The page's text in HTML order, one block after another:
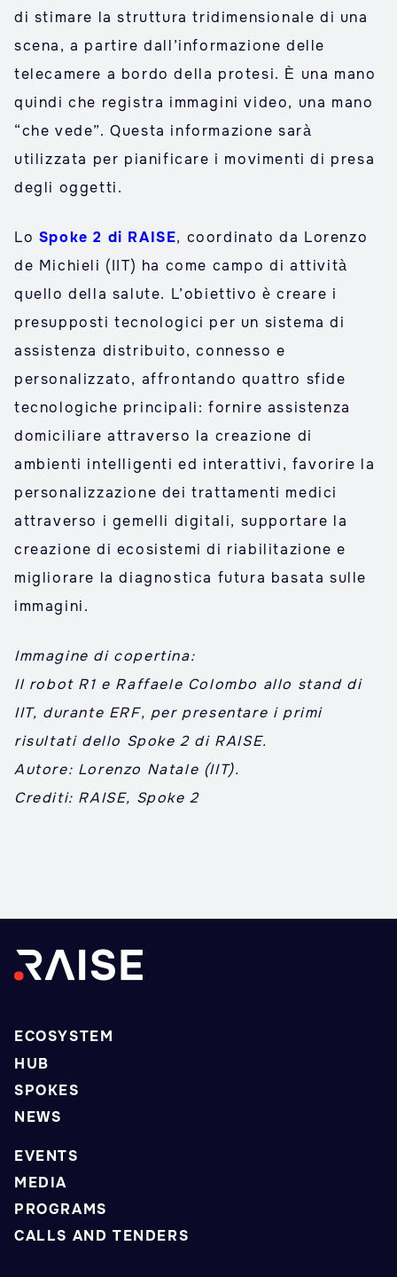
di stimare la struttura tridimensionale di una
scena, a partire dall’informazione delle
telecamere a bordo della protesi. È una mano
quindi che registra immagini video, una mano
“che vede”. Questa informazione sarà
utilizzata per pianificare i movimenti di presa
degli oggetti.
Lo Spoke 2 di RAISE, coordinato da Lorenzo
de Michieli (IIT) ha come campo di attività
quello della salute. L’obiettivo è creare i
presupposti tecnologici per un sistema di
assistenza distribuito, connesso e
personalizzato, affrontando quattro sfide
tecnologiche principali: fornire assistenza
domiciliare attraverso la creazione di
ambienti intelligenti ed interattivi, favorire la
personalizzazione dei trattamenti medici
attraverso i gemelli digitali, supportare la
creazione di ecosistemi di riabilitazione e
migliorare la diagnostica futura basata sulle
immagini.
Immagine di copertina:
Il robot R1 e Raffaele Colombo allo stand di
IIT, durante ERF, per presentare i primi
risultati dello Spoke 2 di RAISE.
Autore: Lorenzo Natale (IIT).
Crediti: RAISE, Spoke 2
ECOSYSTEM
HUB
SPOKES
NEWS
EVENTS
MEDIA
PROGRAMS
CALLS AND TENDERS